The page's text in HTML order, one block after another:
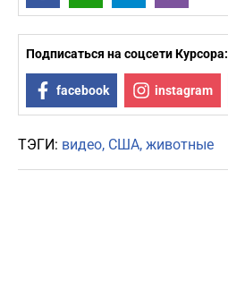
Подписаться на соцсети Курсора:
facebook instagram
ТЭГИ: видео США животные